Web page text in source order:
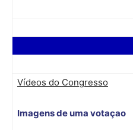
Vídeos do Congresso
Imagens de uma votaçao